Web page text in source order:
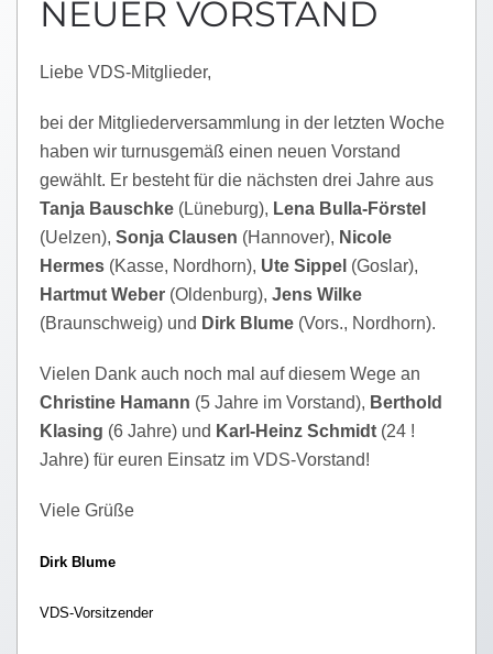
NEUER VORSTAND
Liebe VDS-Mitglieder,
bei der Mitgliederversammlung in der letzten Woche
haben wir turnusgemäß einen neuen Vorstand
gewählt. Er besteht für die nächsten drei Jahre aus
Tanja Bauschke (Lüneburg), Lena Bulla-Förstel
(Uelzen), Sonja Clausen (Hannover), Nicole
Hermes (Kasse, Nordhorn), Ute Sippel (Goslar),
Hartmut Weber (Oldenburg), Jens Wilke
(Braunschweig) und Dirk Blume (Vors., Nordhorn).
Vielen Dank auch noch mal auf diesem Wege an
Christine Hamann (5 Jahre im Vorstand), Berthold
Klasing (6 Jahre) und Karl-Heinz Schmidt (24 !
Jahre) für euren Einsatz im VDS-Vorstand!
Viele Grüße
Dirk Blume
VDS-Vorsitzender